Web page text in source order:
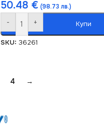
50.48 € (98.73 лв.)
- + Купи
SKU: 36261
4 →